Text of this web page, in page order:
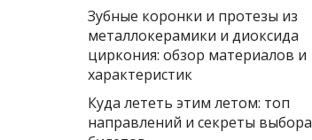
Зубные коронки и протезы из
металлокерамики и диоксида
циркония: обзор материалов и
характеристик
Куда лететь этим летом: топ
направлений и секреты выбора